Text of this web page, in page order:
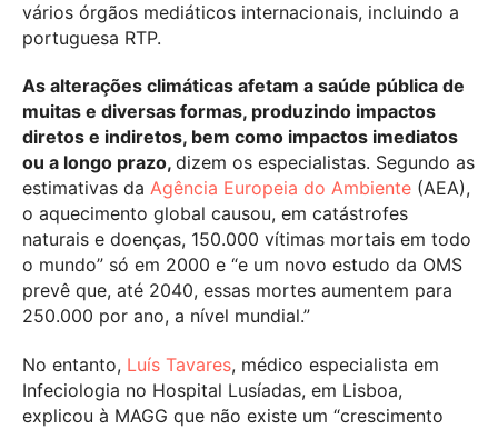
vários órgãos mediáticos internacionais, incluindo a
portuguesa RTP.
As alterações climáticas afetam a saúde pública de
muitas e diversas formas, produzindo impactos
diretos e indiretos, bem como impactos imediatos
ou a longo prazo, dizem os especialistas. Segundo as
estimativas da Agência Europeia do Ambiente (AEA),
o aquecimento global causou, em catástrofes
naturais e doenças, 150.000 vítimas mortais em todo
o mundo” só em 2000 e “e um novo estudo da OMS
prevê que, até 2040, essas mortes aumentem para
250.000 por ano, a nível mundial.”
No entanto, Luís Tavares, médico especialista em
Infeciologia no Hospital Lusíadas, em Lisboa,
explicou à MAGG que não existe um “crescimento